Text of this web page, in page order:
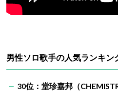
男性ソロ歌手の人気ランキ
30位：堂珍嘉邦（